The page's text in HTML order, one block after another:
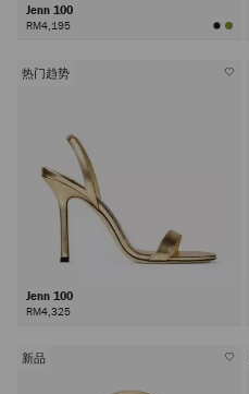
Jenn 100
RM4,195
热门趋势
Jenn 100
RM4,325
新品